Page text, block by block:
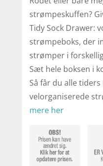
strømpeskuffen?
Tidy Sock Drawer:
strømpeboks, der
strømper i
Sæt hele boksen i
Så får du alle
velorganiserede
mere her